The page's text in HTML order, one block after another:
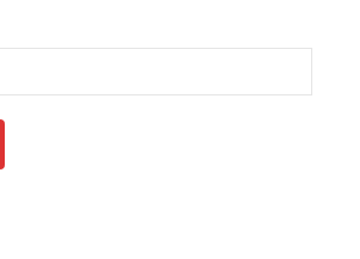
des mélodies mielleuses,
et Ténin Traoré, chanteuse
ses musiciens.
de la marque Welly Design de
de spécialités culinaires
de cet événement ?